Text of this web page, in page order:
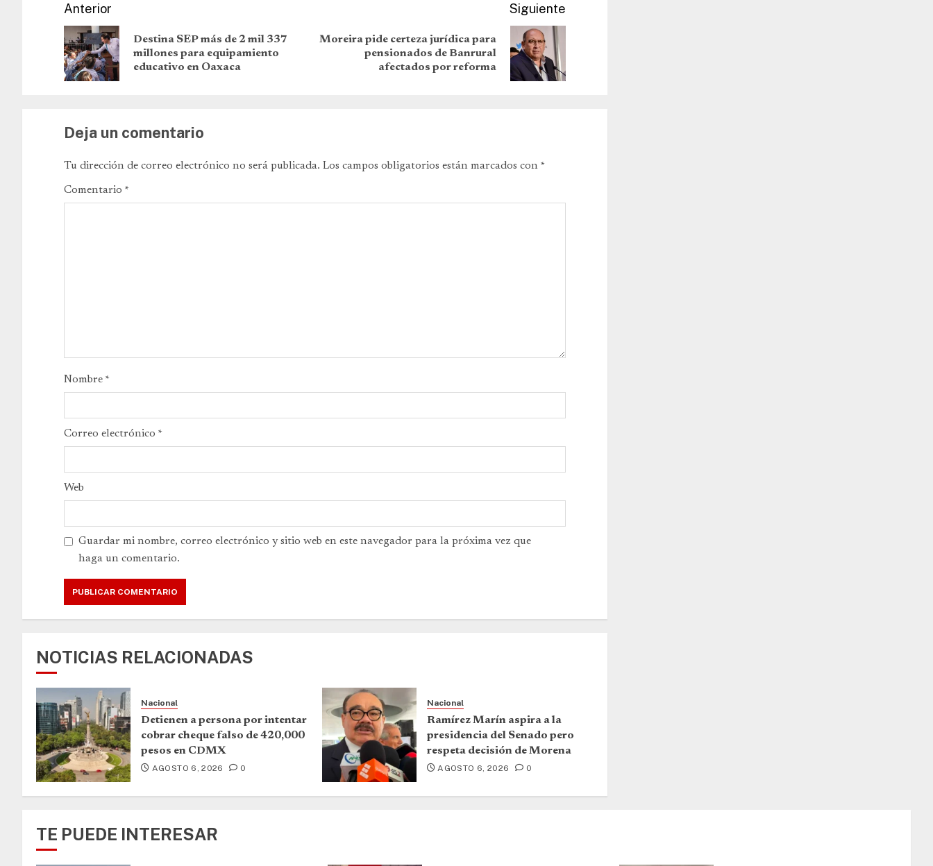
Anterior
Destina SEP más de 2 mil 337
millones para equipamiento
educativo en Oaxaca
Siguiente
Moreira pide certeza jurídica para
pensionados de Banrural
afectados por reforma
Deja un comentario
Tu dirección de correo electrónico no será publicada. Los campos obligatorios están marcados con *
Comentario *
Nombre *
Correo electrónico *
Web
Guardar mi nombre, correo electrónico y sitio web en este navegador para la próxima vez que
haga un comentario.
NOTICIAS RELACIONADAS
Nacional
Detienen a persona por intentar
cobrar cheque falso de 420,000
pesos en CDMX
AGOSTO 6, 2026 0
Nacional
Ramírez Marín aspira a la
presidencia del Senado pero
respeta decisión de Morena
AGOSTO 6, 2026 0
TE PUEDE INTERESAR